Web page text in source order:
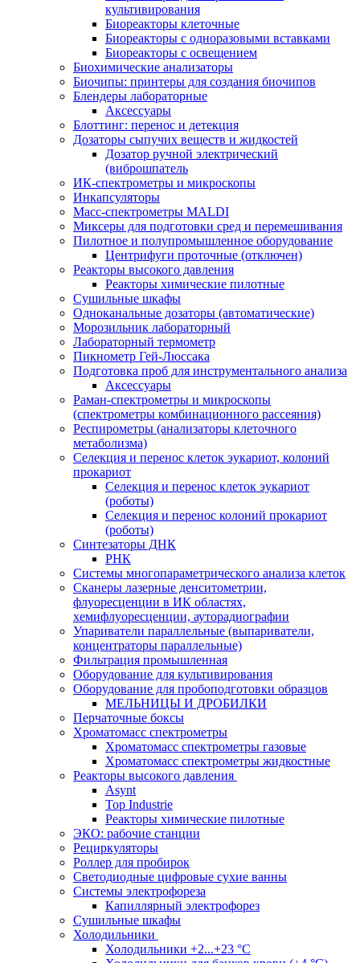
культивирования
Биореакторы клеточные
Биореакторы с одноразовыми вставками
Биореакторы с освещением
Биохимические анализаторы
Биочипы: принтеры для создания биочипов
Блендеры лабораторные
Аксессуары
Блоттинг: перенос и детекция
Дозаторы сыпучих веществ и жидкостей
Дозатор ручной электрический
(виброшпатель
ИК-спектрометры и микроскопы
Инкапсуляторы
Масс-спектрометры MALDI
Миксеры для подготовки сред и перемешивания
Пилотное и полупромышленное оборудование
Центрифуги проточные (отключен)
Реакторы высокого давления
Реакторы химические пилотные
Сушильные шкафы
Одноканальные дозаторы (автоматические)
Морозильник лабораторный
Лабораторный термометр
Пикнометр Гей-Люссака
Подготовка проб для инструментального анализа
Аксессуары
Раман-спектрометры и микроскопы
(спектрометры комбинационного рассеяния)
Респирометры (анализаторы клеточного
метаболизма)
Селекция и перенос клеток эукариот, колоний
прокариот
Селекция и перенос клеток эукариот
(роботы)
Селекция и перенос колоний прокариот
(роботы)
Синтезаторы ДНК
РНК
Системы многопараметрического анализа клеток
Сканеры лазерные денситометрии,
флуоресценции в ИК областях,
хемифлуоресценции, ауторадиографии
Упариватели параллельные (выпариватели,
концентраторы параллельные)
Фильтрация промышленная
Оборудование для культивирования
Оборудование для пробоподготовки образцов
МЕЛЬНИЦЫ И ДРОБИЛКИ
Перчаточные боксы
Хроматомасс спектрометры
Хроматомасс спектрометры газовые
Хроматомасс спектрометры жидкостные
Реакторы высокого давления
Asynt
Top Industrie
Реакторы химические пилотные
ЭКО: рабочие станции
Рециркуляторы
Роллер для пробирок
Светодиодные цифровые сухие ванны
Системы электрофореза
Капиллярный электрофорез
Сушильные шкафы
Холодильники
Холодильники +2...+23 °С